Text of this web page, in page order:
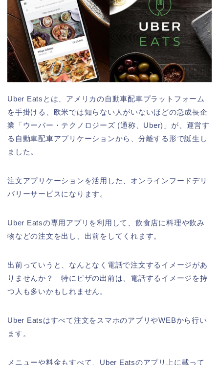
Uber Eatsとは、アメリカの自動車配車プラットフォーム
を手掛ける、欧米では知らない人がいないほどの急成長企
業「ウーバー・テクノロジーズ (通称、Uber)」が、運営す
る自動車配車アプリケーションから、分離する形で誕生し
ました。
注文アプリケーションを活用した、オンラインフードデリ
バリーサービスになります。
Uber Eatsの専用アプリを利用して、飲食店に料理や飲み
物などの注文を出し、出前をしてくれます。
出前っていうと、なんとなく電話で注文するイメージがあ
りませんか？ 特にピザの出前は、電話するイメージを持
つ人も多いかもしれません。
Uber Eatsはすべて注文をスマホのアプリやWEBから行い
ます。
メニューや料金もすべて、Uber Eatsのアプリ上に載って